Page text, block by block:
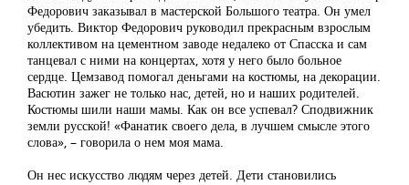
Федорович заказывал в мастерской Большого театра. Он умел
убедить. Виктор Федорович руководил прекрасным взрослым
коллективом на цементном заводе недалеко от Спасска и сам
танцевал с ними на концертах, хотя у него было больное
сердце. Цемзавод помогал деньгами на костюмы, на декорации.
Васютин зажег не только нас, детей, но и наших родителей.
Костюмы шили наши мамы. Как он все успевал? Сподвижник
земли русской! «Фанатик своего дела, в лучшем смысле этого
слова», – говорила о нем моя мама.
Он нес искусство людям через детей. Дети становились